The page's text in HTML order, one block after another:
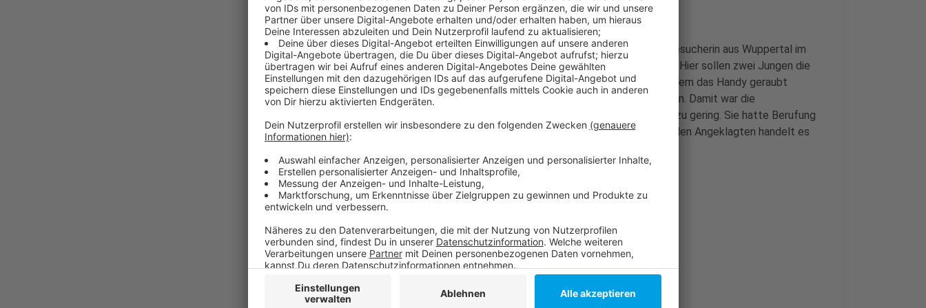
Das Quartett hatte laut Urteil des Amtsgerichts eine Altstadt-Besucherin aus Wuppertal im
Juni 2019 unter einem Vorwand nachts in den Hofgarten gelockt. Hier sollen zwei Jungen die
Frau vergewaltigt haben, ein Mädchen soll dem Opfer unter anderem das Handy geraubt
haben. Dafür gab es Strafen zwischen zwei und zweieinhalb Jahren. Damit war die
Staatsanwaltschaft nicht einverstanden. Sie hält die Strafen für zu gering. Sie hatte Berufung
eingelegt. Jetzt wird der Fall am Landgericht neu aufgerollt. Bei den Angeklagten handelt es
Weitere Links und Infos zum Thema:
Antenne Düsseldorf-Meldung nach dem 1. Urteil im April!
Hier bekommen Verbrechensopfer in Düsseldorf Hilfe!
Weitere Infos zum Hofgarten!